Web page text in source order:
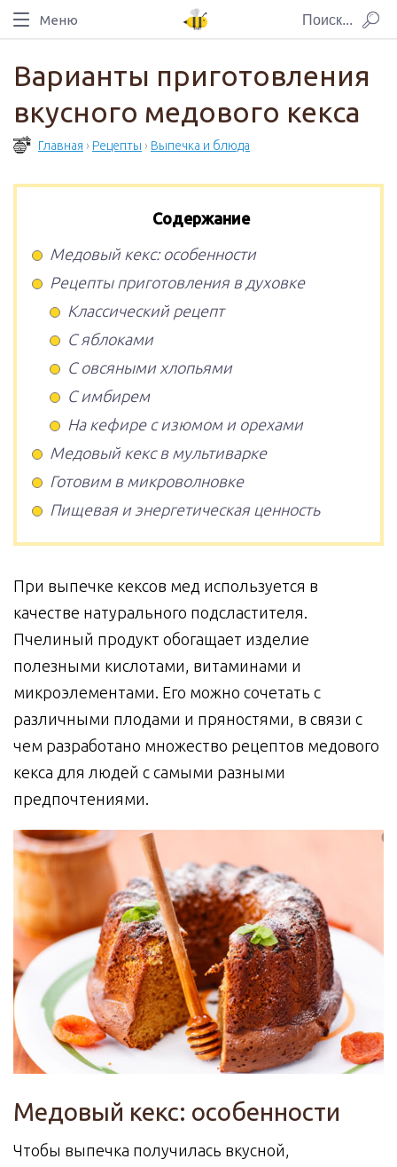
Меню
Варианты приготовления
вкусного медового кекса
Главная › Рецепты › Выпечка и блюда
Содержание
Медовый кекс: особенности
Рецепты приготовления в духовке
Классический рецепт
С яблоками
С овсяными хлопьями
С имбирем
На кефире с изюмом и орехами
Медовый кекс в мультиварке
Готовим в микроволновке
Пищевая и энергетическая ценность
При выпечке кексов мед используется в
качестве натурального подсластителя.
Пчелиный продукт обогащает изделие
полезными кислотами, витаминами и
микроэлементами. Его можно сочетать с
различными плодами и пряностями, в связи с
чем разработано множество рецептов медового
кекса для людей с самыми разными
предпочтениями.
Медовый кекс: особенности
Чтобы выпечка получилась вкусной,